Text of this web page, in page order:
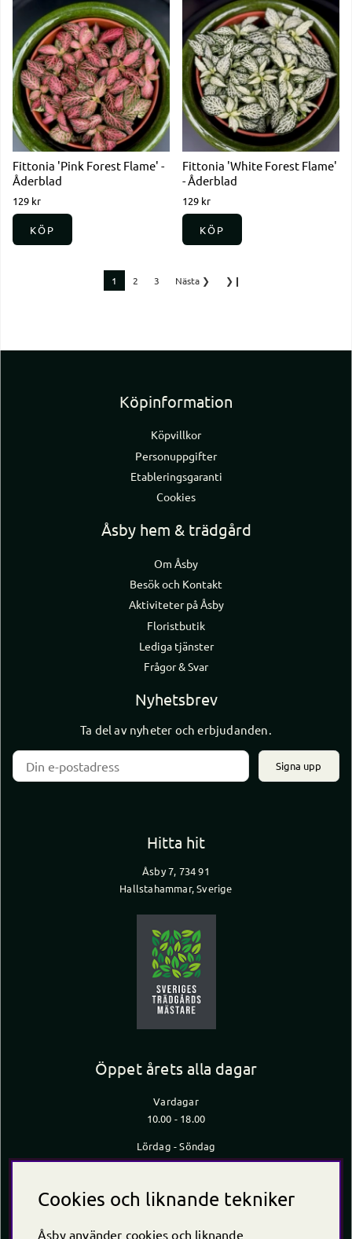
Fittonia 'Pink Forest Flame' -
Åderblad
129 kr
KÖP
Fittonia 'White Forest Flame'
- Åderblad
129 kr
KÖP
1 2 3 Nästa ❯ ❯❙
Köpinformation
Köpvillkor
Personuppgifter
Etableringsgaranti
Cookies
Åsby hem & trädgård
Om Åsby
Besök och Kontakt
Aktiviteter på Åsby
Floristbutik
Lediga tjänster
Frågor & Svar
Nyhetsbrev
Ta del av nyheter och erbjudanden.
Signa upp
Hitta hit
Åsby 7, 734 91
Hallstahammar, Sverige
Öppet årets alla dagar
Vardagar
10.00 - 18.00
Lördag - Söndag
10.00 - 16.00
*Caféet stänger 30 min innan butiken stänger
Cookies och liknande tekniker
Åsby använder cookies och liknande